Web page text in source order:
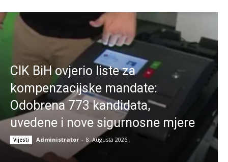
CIK BiH ovjerio liste za
kompenzacijske mandate:
Odobrena 773 kandidata,
uvedene i nove sigurnosne mjere
Vijesti Administrator - 8. Augusta 2026.